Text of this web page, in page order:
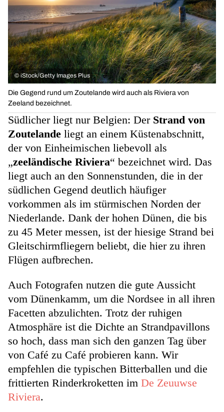
© iStock/Getty Images Plus
Die Gegend rund um Zoutelande wird auch als Riviera von
Zeeland bezeichnet.
Südlicher liegt nur Belgien: Der Strand von
Zoutelande liegt an einem Küstenabschnitt,
der von Einheimischen liebevoll als
„zeeländische Riviera“ bezeichnet wird. Das
liegt auch an den Sonnenstunden, die in der
südlichen Gegend deutlich häufiger
vorkommen als im stürmischen Norden der
Niederlande. Dank der hohen Dünen, die bis
zu 45 Meter messen, ist der hiesige Strand bei
Gleitschirmfliegern beliebt, die hier zu ihren
Flügen aufbrechen.
Auch Fotografen nutzen die gute Aussicht
vom Dünenkamm, um die Nordsee in all ihren
Facetten abzulichten. Trotz der ruhigen
Atmosphäre ist die Dichte an Strandpavillons
so hoch, dass man sich den ganzen Tag über
von Café zu Café probieren kann. Wir
empfehlen die typischen Bitterballen und die
frittierten Rinderkroketten im De Zeuuwse
Riviera.